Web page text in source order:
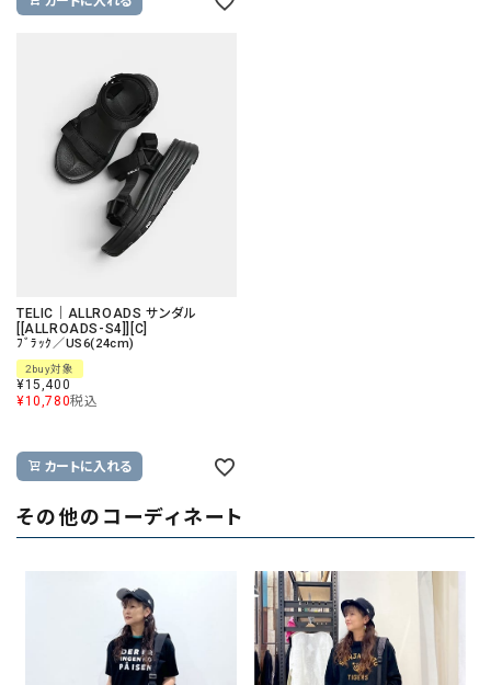
TELIC｜ALLROADS サンダル
[[ALLROADS-S4]][C]
ﾌﾞﾗｯｸ／US6(24cm)
2buy対象
¥15,400
¥10,780税込
カートに入れる
その他のコーディネート